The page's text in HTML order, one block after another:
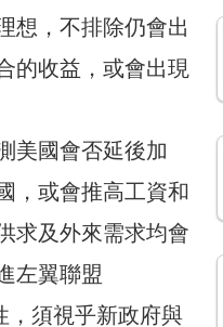
想，不排除仍會出
的收益，或會出現
美國會否延後加
，或會推高工資和
求及外來需求均會
左翼聯盟
，須視乎新政府與